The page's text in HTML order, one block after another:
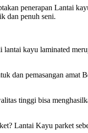
penerapan Lantai
dan penuh seni.
kayu laminated
dan pemasangan amat
tinggi bisa
Lantai Kayu parket